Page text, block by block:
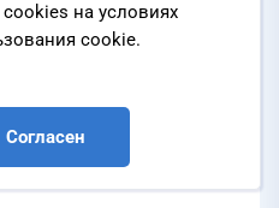
на условиях
cookie.
Согласен
2026 г., 00:00
заявок